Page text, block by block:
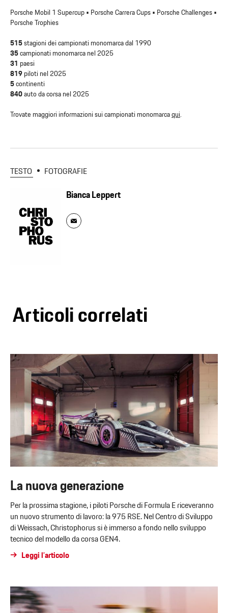
Porsche Mobil 1 Supercup • Porsche Carrera Cups • Porsche Challenges •
Porsche Trophies
515stagioni dei campionati monomarca dal 1990
35campionati monomarca nel 2025
31 paesi
819 piloti nel 2025
5continenti
840auto da corsa nel 2025
Trovate maggiori informazioni sui campionati monomarcaqui.
TESTO FOTOGRAFIE
Bianca Leppert
Articoli correlati
La nuova generazione
Per la prossima stagione, i piloti Porsche di Formula E riceveranno
un nuovo strumento di lavoro: la 975 RSE. Nel Centro di Sviluppo
di Weissach, Christophorus si è immerso a fondo nello sviluppo
tecnico del modello da corsa GEN4.
Leggi l’articolo